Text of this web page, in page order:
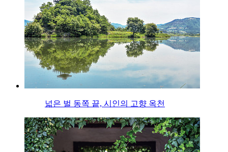
넓은 벌 동쪽 끝, 시인의 고향 옥천